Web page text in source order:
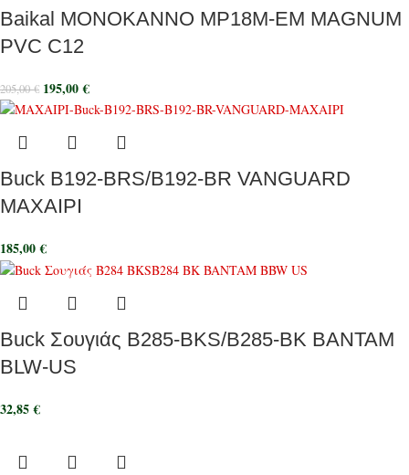
Baikal ΜΟΝΟΚΑΝΝΟ MP18M-EM MAGNUM
PVC C12
205,00€ 195,00€
Buck B192-BRS/B192-BR VANGUARD
MAXAIΡI
185,00€
Buck Σουγιάς B285-BKS/B285-BK BANTAM
BLW-US
32,85€